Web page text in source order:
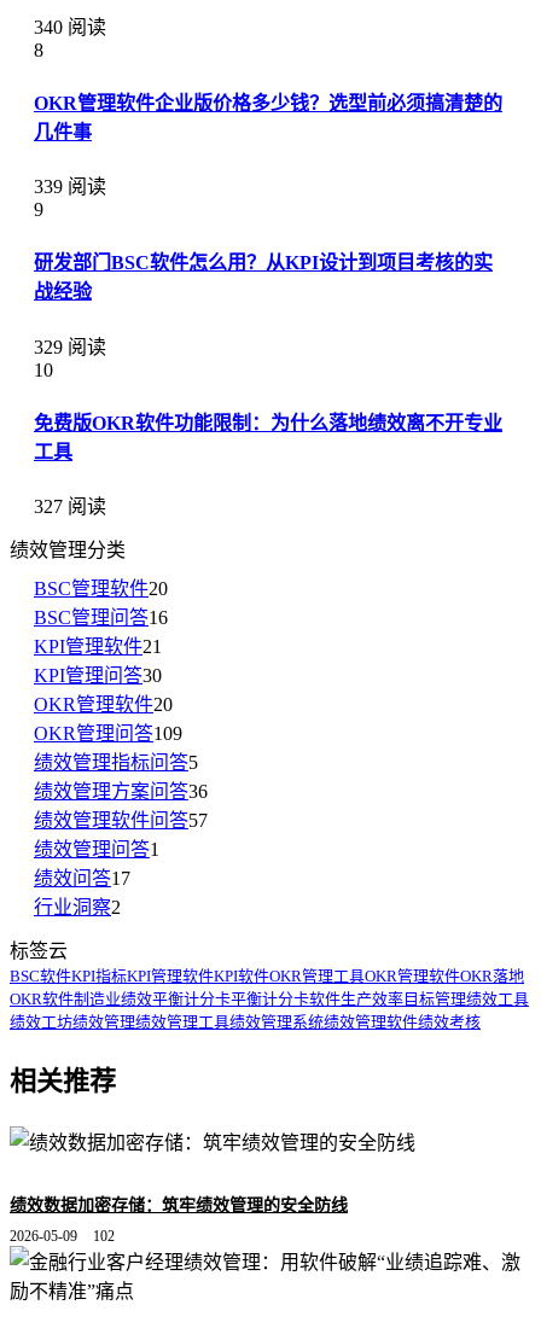
340 阅读
8
OKR管理软件企业版价格多少钱？选型前必须搞清楚的
几件事
339 阅读
9
研发部门BSC软件怎么用？从KPI设计到项目考核的实
战经验
329 阅读
10
免费版OKR软件功能限制：为什么落地绩效离不开专业
工具
327 阅读
绩效管理分类
BSC管理软件20
BSC管理问答16
KPI管理软件21
KPI管理问答30
OKR管理软件20
OKR管理问答109
绩效管理指标问答5
绩效管理方案问答36
绩效管理软件问答57
绩效管理问答1
绩效问答17
行业洞察2
标签云
BSC软件KPI指标KPI管理软件KPI软件OKR管理工具OKR管理软件OKR落地
OKR软件制造业绩效平衡计分卡平衡计分卡软件生产效率 目标管理绩效工具
绩效工坊绩效管理绩效管理工具绩效管理系统绩效管理软件绩效考核
相关推荐
绩效数据加密存储：筑牢绩效管理的安全防线
2026-05-09 102